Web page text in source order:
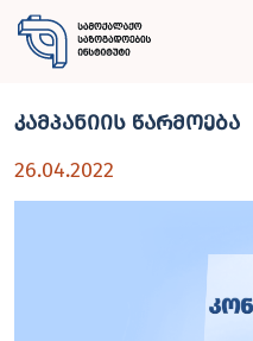
კამპანიის წარმოება
26.04.2022